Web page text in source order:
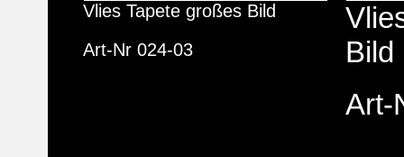
Vlies Tapete großes Bild
Art-Nr 024-03
Bild
Art-